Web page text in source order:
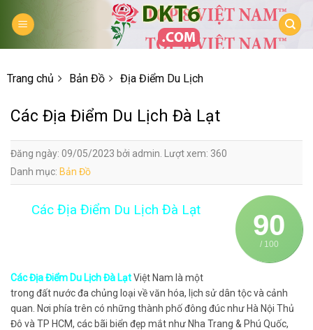
Trang chủ Bản Đồ Địa Điểm Du Lịch
Các Địa Điểm Du Lịch Đà Lạt
Đăng ngày: 09/05/2023 bởi admin. Lượt xem: 360
Danh mục: Bản Đồ
90
/ 100
Các Địa Điểm Du Lịch Đà Lạt
Các Địa Điểm Du Lịch Đà LạtViệt Nam là một
trong đất nước đa chủng loại về văn hóa, lịch sử dân tộc và cảnh
quan. Nơi phía trên có những thành phố đông đúc như Hà Nội Thủ
Đô và TP HCM, các bãi biển đẹp mắt như Nha Trang & Phú Quốc,